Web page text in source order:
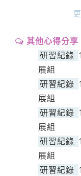
其他心得分享
研習紀錄
展組
研習紀錄
展組
研習紀錄
展組
研習紀錄
展組
研習紀錄